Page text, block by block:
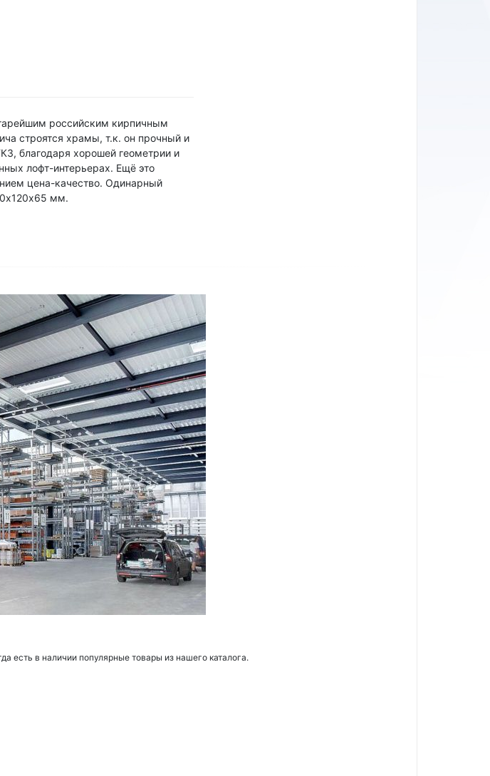
российским кирпичным
строятся храмы, т.к. он прочный и
благодаря хорошей геометрии и
лофт-интерьерах. Ещё это
цена-качество. Одинарный
мм.
есть в наличии популярные товары из нашего каталога.